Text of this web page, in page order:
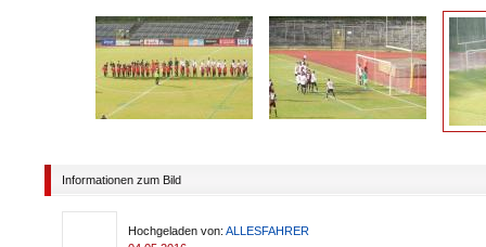
Informationen zum Bild
Hochgeladen von: ALLESFAHRER